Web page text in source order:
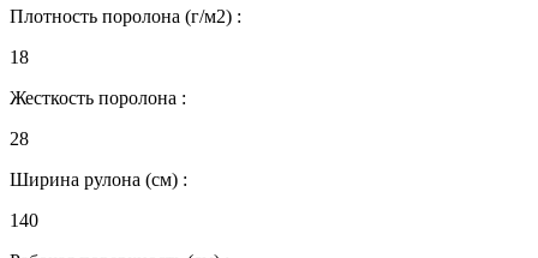
Плотность поролона (г/м2) :
18
Жесткость поролона :
28
Ширина рулона (см) :
140